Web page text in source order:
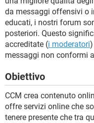
da messaggi offensivi o
educati, i nostri forum
posteriori. Questo
accreditate (i moderatori
messaggi non conformi
Obiettivo
CCM crea contenuto
offre servizi online che
tenere presente che tra